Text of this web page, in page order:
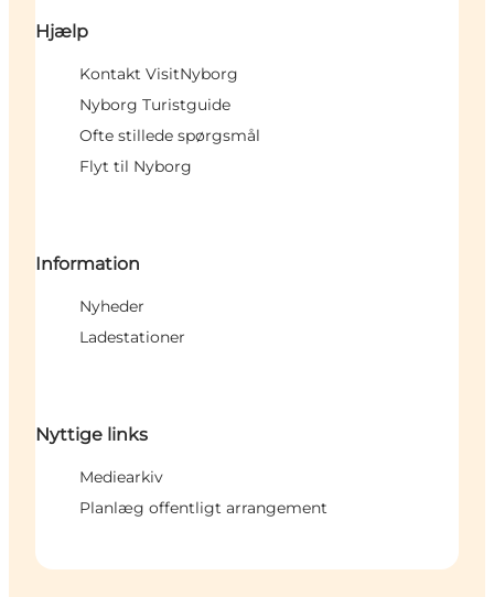
Hjælp
Kontakt VisitNyborg
Nyborg Turistguide
Ofte stillede spørgsmål
Flyt til Nyborg
Information
Nyheder
Ladestationer
Nyttige links
Mediearkiv
Planlæg offentligt arrangement